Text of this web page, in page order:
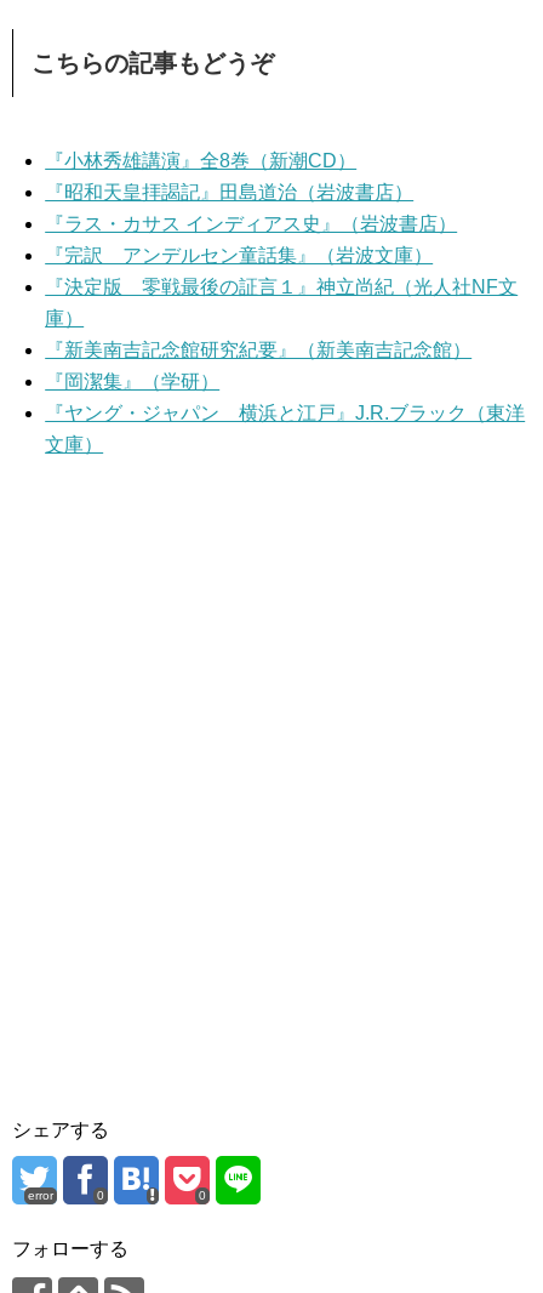
こちらの記事もどうぞ
『小林秀雄講演』全8巻（新潮CD）
『昭和天皇拝謁記』田島道治（岩波書店）
『ラス・カサス インディアス史』（岩波書店）
『完訳 アンデルセン童話集』（岩波文庫）
『決定版 零戦最後の証言１』神立尚紀（光人社NF文
庫）
『新美南吉記念館研究紀要』（新美南吉記念館）
『岡潔集』（学研）
『ヤング・ジャパン 横浜と江戸』J.R.ブラック（東洋
文庫）
シェアする
error 0 0
フォローする